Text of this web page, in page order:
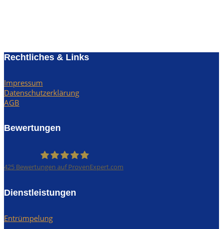
Rechtliches & Links
Impressum
Datenschutzerklärung
AGB
Bewertungen
425 Bewertungen auf ProvenExpert.com
Dienstleistungen
Entrümpelung